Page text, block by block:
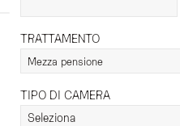
TRATTAMENTO
Mezza pensione
TIPO DI CAMERA
Seleziona